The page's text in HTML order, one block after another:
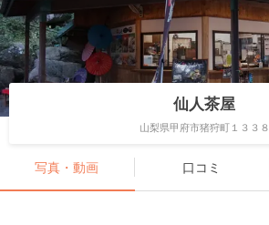
仙人茶屋
山梨県甲府市猪狩町１３３８
写真・動画 口コミ